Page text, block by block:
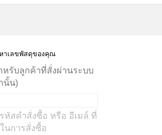
าเลขพัสดุของคุณ
หรับลูกค้าที่สั่งผ่านระบบ
นั้น)
หัสคำสั่งซื้อ หรือ อีเมล์ ที่
นการสั่งซื้อ